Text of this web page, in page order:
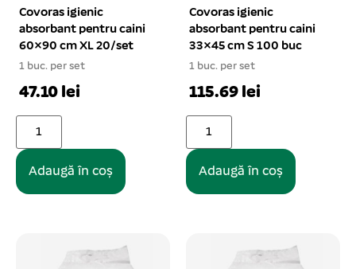
Covoras igienic
absorbant pentru caini
60×90 cm XL 20/set
1 buc. per set
47.10 lei
Adaugă în coș
Covoras igienic
absorbant pentru caini
33×45 cm S 100 buc
1 buc. per set
115.69 lei
Adaugă în coș